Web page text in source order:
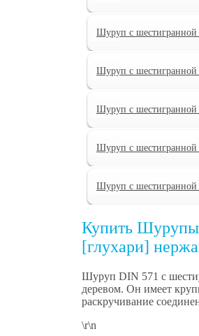
Шуруп с
Шуруп с
Шуруп с
Шуруп с
Шуруп с
Купить Шурупы
[глухари]
Шуруп DIN 571 с
деревом. Он имеет
раскручивание
\r\n